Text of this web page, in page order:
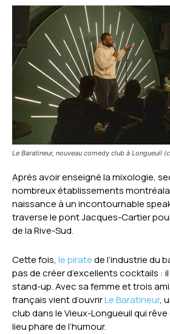
Le Baratineur, nouveau comedy club à Longueuil
Après avoir enseigné la mixologie,
nombreux établissements
naissance à un incontournable
traverse le pont Jacques-Cartier
de la Rive-Sud.
Cette fois, le piratede l’industrie du
pas de créer d’excellents cocktails :
stand-up. Avec sa femme et trois
français vient d’ouvrirLe Baratineur,
club dans le Vieux-Longueuil qui
lieu phare de l’humour.